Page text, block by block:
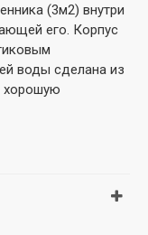
(3м2) внутри
его. Корпус
воды сделана из
хорошую